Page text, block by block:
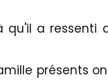
a ressenti
présents